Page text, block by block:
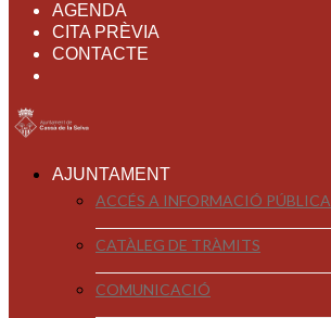
AGENDA
CITA PRÈVIA
CONTACTE
AJUNTAMENT
ACCÉS A INFORMACIÓ PÚBLICA
CATÀLEG DE TRÀMITS
COMUNICACIÓ